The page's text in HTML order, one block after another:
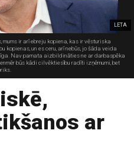
LETA
ir arī ebreju kopiena, kas ir vēsturiska
un es ceru, arī nebūs, jo šāda veida
Nav pamata aizbildināties ne ar darbaspēka
būs kādi cilvēktiesību radīti izņēmumi, bet
ar